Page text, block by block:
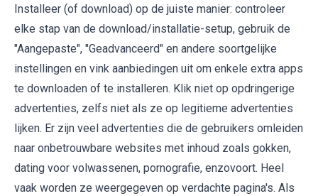
Installeer (of download) op de juiste manier: controleer
elke stap van de download/installatie-setup, gebruik de
"Aangepaste", "Geadvanceerd" en andere soortgelijke
instellingen en vink aanbiedingen uit om enkele extra apps
te downloaden of te installeren. Klik niet op opdringerige
advertenties, zelfs niet als ze op legitieme advertenties
lijken. Er zijn veel advertenties die de gebruikers omleiden
naar onbetrouwbare websites met inhoud zoals gokken,
dating voor volwassenen, pornografie, enzovoort. Heel
vaak worden ze weergegeven op verdachte pagina's. Als